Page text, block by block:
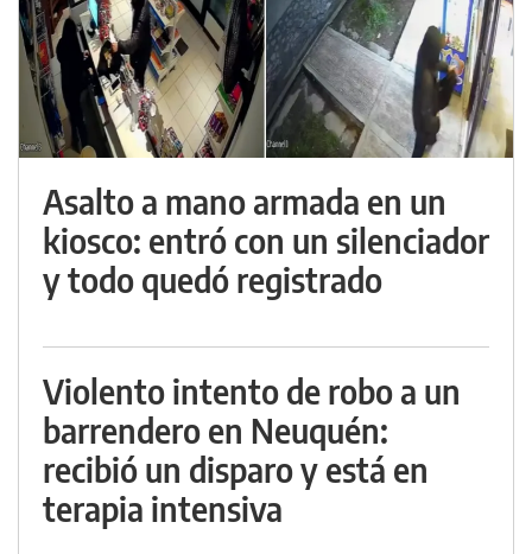
Asalto a mano armada en un
kiosco: entró con un silenciador
y todo quedó registrado
Violento intento de robo a un
barrendero en Neuquén:
recibió un disparo y está en
terapia intensiva